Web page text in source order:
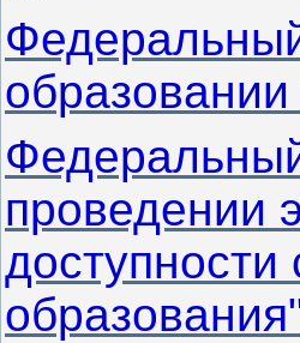
проведении